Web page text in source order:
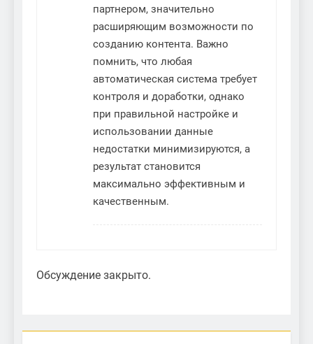
партнером, значительно
расширяющим возможности по
созданию контента. Важно
помнить, что любая
автоматическая система требует
контроля и доработки, однако
при правильной настройке и
использовании данные
недостатки минимизируются, а
результат становится
максимально эффективным и
качественным.
Обсуждение закрыто.